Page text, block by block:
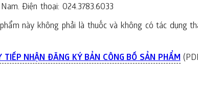
Điện thoại: 024.3783.6033
này không phải là thuốc và không có tác dụng
TIẾP NHẬN ĐĂNG KÝ BẢN CÔNG BỐ SẢN PHẨM